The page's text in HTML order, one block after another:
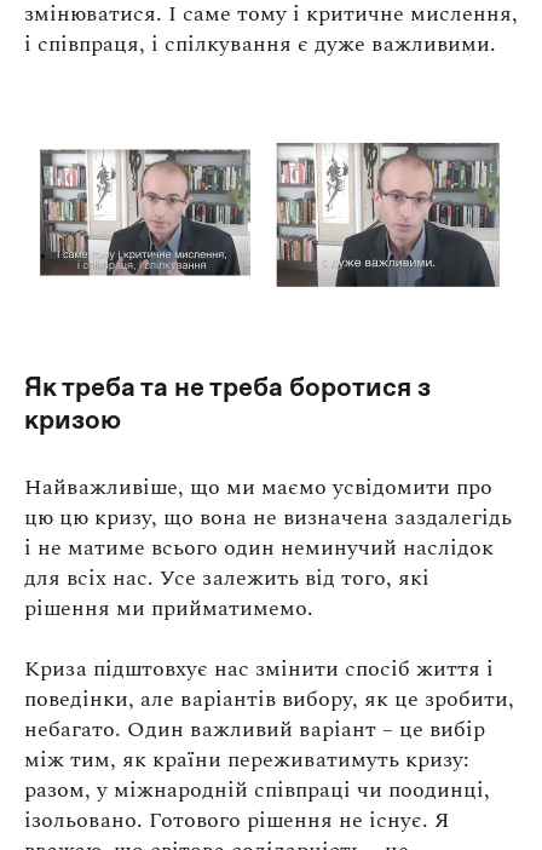
змінюватися. І саме тому і критичне мислення,
і співпраця, і спілкування є дуже важливими.
Як треба та не треба боротися з
кризою
Найважливіше, що ми маємо усвідомити про
цю цю кризу, що вона не визначена заздалегідь
і не матиме всього один неминучий наслідок
для всіх нас. Усе залежить від того, які
рішення ми прийматимемо.
Криза підштовхує нас змінити спосіб життя і
поведінки, але варіантів вибору, як це зробити,
небагато. Один важливий варіант – це вибір
між тим, як країни переживатимуть кризу:
разом, у міжнародній співпраці чи поодинці,
ізольовано. Готового рішення не існує. Я